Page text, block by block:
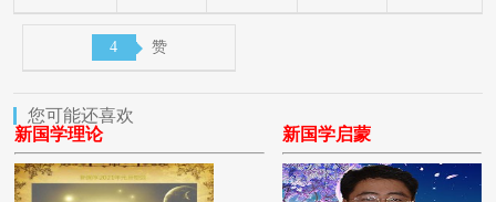
4 赞
您可能还喜欢
新国学理论
新国学启蒙